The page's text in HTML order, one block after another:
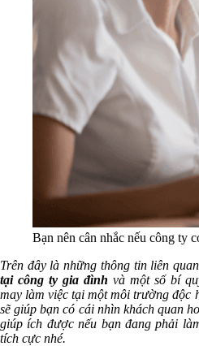
Bạn nên cân nhắc nếu công ty
Trên đây là những thông tin liên
tại công ty gia đình và một số bí
may làm việc tại một môi trường độc
sẽ giúp bạn có cái nhìn khách quan
giúp ích được nếu bạn đang phải
tích cực nhé.